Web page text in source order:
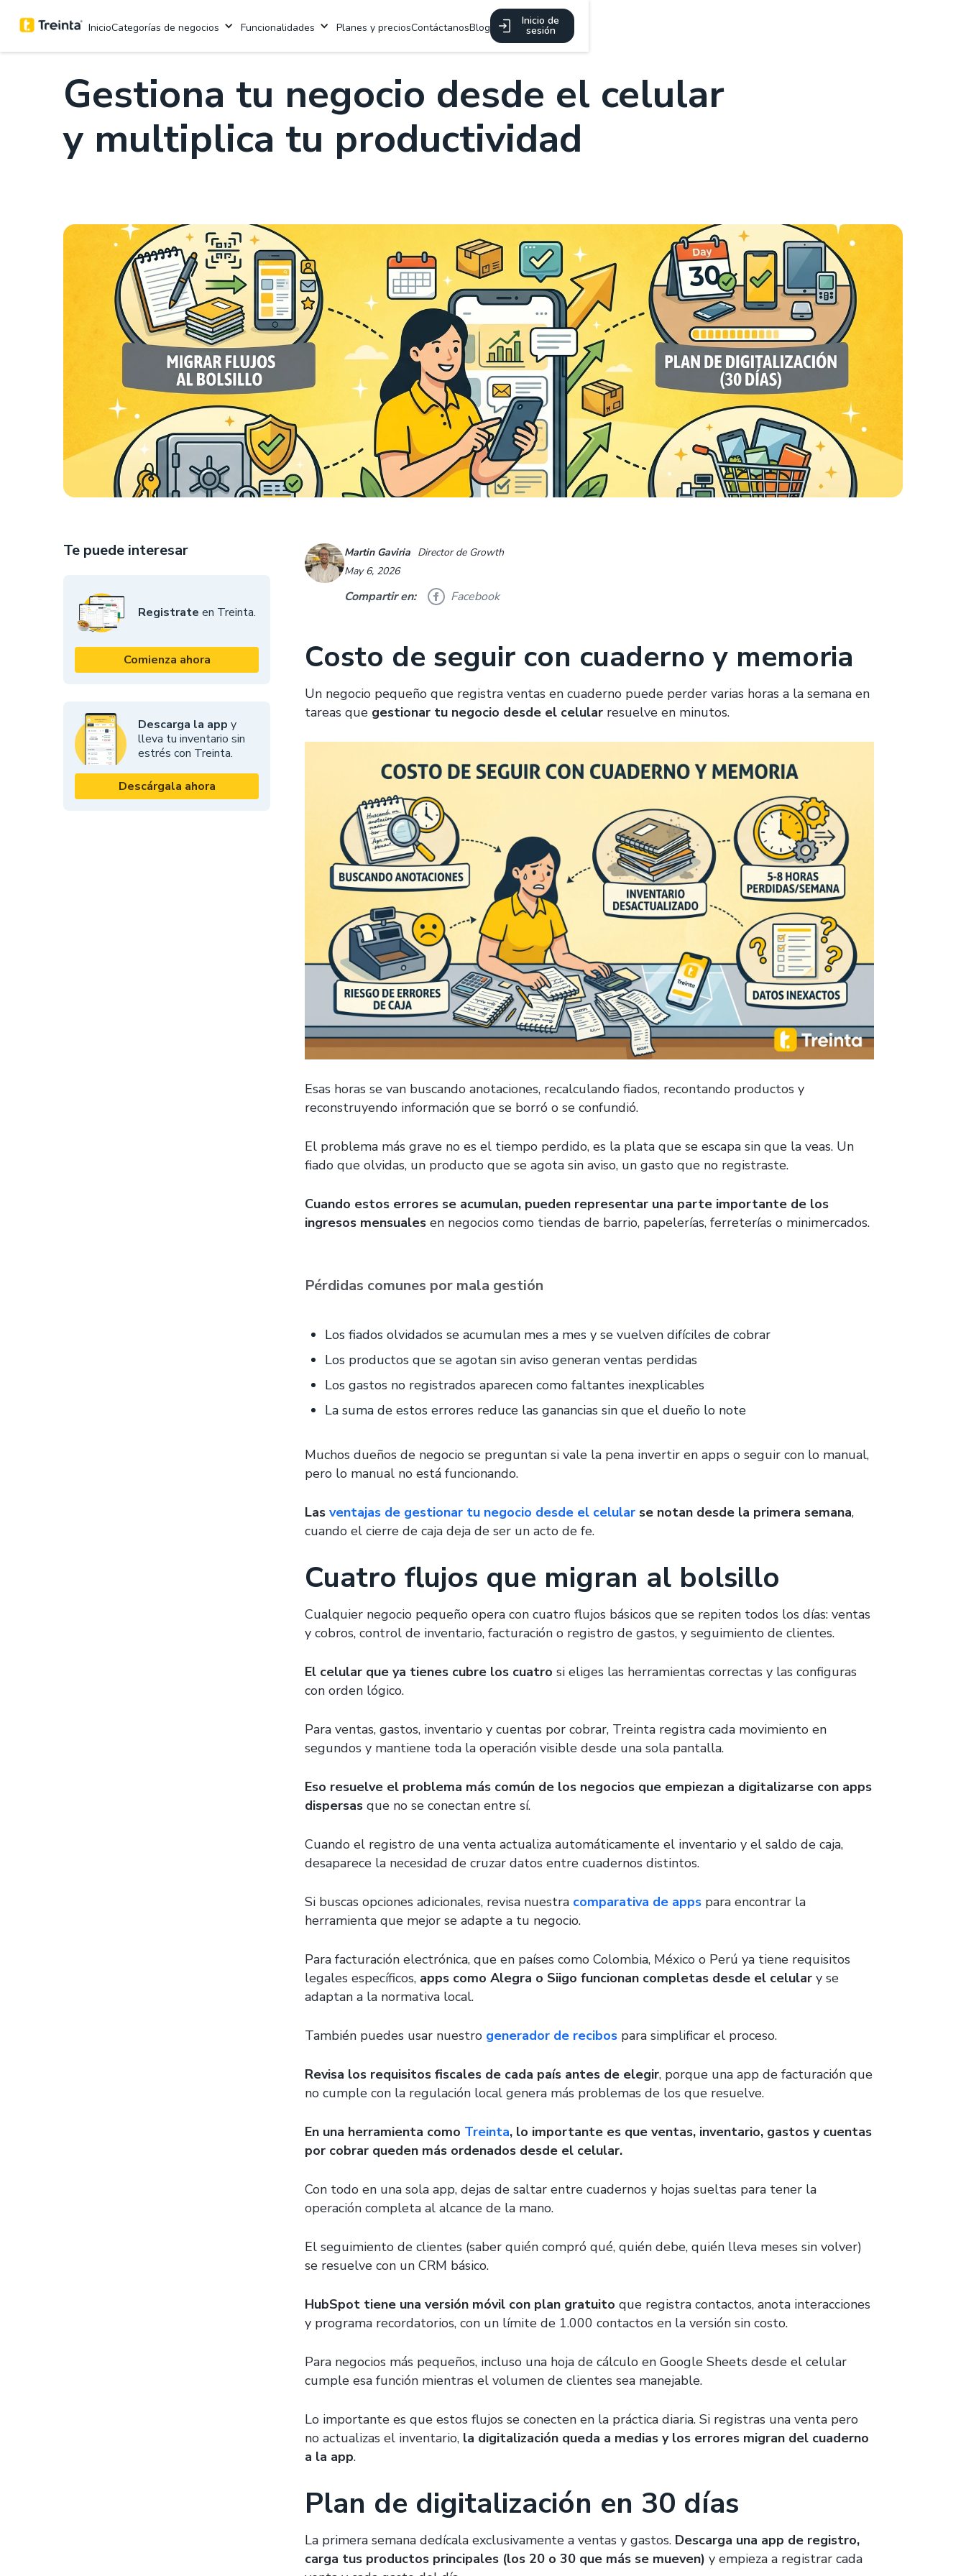
InicioCategorías de negocios Funcionalidades Planes y preciosContáctanosBlog
Inicio de
sesión
Gestiona tu negocio desde el celular
y multiplica tu productividad
Te puede interesar
Registrate en Treinta.
Comienza ahora
Descarga la app y
lleva tu inventario sin
estrés con Treinta.
Descárgala ahora
Martin Gaviria Director de Growth
May 6, 2026
Compartir en: Facebook
Costo de seguir con cuaderno y memoria
Un negocio pequeño que registra ventas en cuaderno puede perder varias horas a la semana en
tareas que gestionar tu negocio desde el celular resuelve en minutos.
Esas horas se van buscando anotaciones, recalculando fiados, recontando productos y
reconstruyendo información que se borró o se confundió.
El problema más grave no es el tiempo perdido, es la plata que se escapa sin que la veas. Un
fiado que olvidas, un producto que se agota sin aviso, un gasto que no registraste.
Cuando estos errores se acumulan, pueden representar una parte importante de los
ingresos mensuales en negocios como tiendas de barrio, papelerías, ferreterías o minimercados.
Pérdidas comunes por mala gestión
Los fiados olvidados se acumulan mes a mes y se vuelven difíciles de cobrar
Los productos que se agotan sin aviso generan ventas perdidas
Los gastos no registrados aparecen como faltantes inexplicables
La suma de estos errores reduce las ganancias sin que el dueño lo note
Muchos dueños de negocio se preguntan si vale la pena invertir en apps o seguir con lo manual,
pero lo manual no está funcionando.
Las ventajas de gestionar tu negocio desde el celular se notan desde la primera semana,
cuando el cierre de caja deja de ser un acto de fe.
Cuatro flujos que migran al bolsillo
Cualquier negocio pequeño opera con cuatro flujos básicos que se repiten todos los días: ventas
y cobros, control de inventario, facturación o registro de gastos, y seguimiento de clientes.
El celular que ya tienes cubre los cuatro si eliges las herramientas correctas y las configuras
con orden lógico.
Para ventas, gastos, inventario y cuentas por cobrar, Treinta registra cada movimiento en
segundos y mantiene toda la operación visible desde una sola pantalla.
Eso resuelve el problema más común de los negocios que empiezan a digitalizarse con apps
dispersas que no se conectan entre sí.
Cuando el registro de una venta actualiza automáticamente el inventario y el saldo de caja,
desaparece la necesidad de cruzar datos entre cuadernos distintos.
Si buscas opciones adicionales, revisa nuestra comparativa de apps para encontrar la
herramienta que mejor se adapte a tu negocio.
Para facturación electrónica, que en países como Colombia, México o Perú ya tiene requisitos
legales específicos, apps como Alegra o Siigo funcionan completas desde el celular y se
adaptan a la normativa local.
También puedes usar nuestro generador de recibos para simplificar el proceso.
Revisa los requisitos fiscales de cada país antes de elegir, porque una app de facturación que
no cumple con la regulación local genera más problemas de los que resuelve.
En una herramienta como Treinta, lo importante es que ventas, inventario, gastos y cuentas
por cobrar queden más ordenados desde el celular.
Con todo en una sola app, dejas de saltar entre cuadernos y hojas sueltas para tener la
operación completa al alcance de la mano.
El seguimiento de clientes (saber quién compró qué, quién debe, quién lleva meses sin volver)
se resuelve con un CRM básico.
HubSpot tiene una versión móvil con plan gratuito que registra contactos, anota interacciones
y programa recordatorios, con un límite de 1.000 contactos en la versión sin costo.
Para negocios más pequeños, incluso una hoja de cálculo en Google Sheets desde el celular
cumple esa función mientras el volumen de clientes sea manejable.
Lo importante es que estos flujos se conecten en la práctica diaria. Si registras una venta pero
no actualizas el inventario, la digitalización queda a medias y los errores migran del cuaderno
a la app.
Plan de digitalización en 30 días
La primera semana dedícala exclusivamente a ventas y gastos. Descarga una app de registro,
carga tus productos principales (los 20 o 30 que más se mueven) y empieza a registrar cada